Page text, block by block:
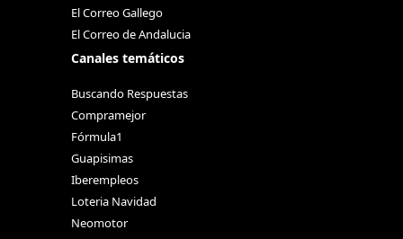
El Correo Gallego
El Correo de Andalucia
Canales temáticos
Buscando Respuestas
Compramejor
Fórmula1
Guapisimas
Iberempleos
Loteria Navidad
Neomotor